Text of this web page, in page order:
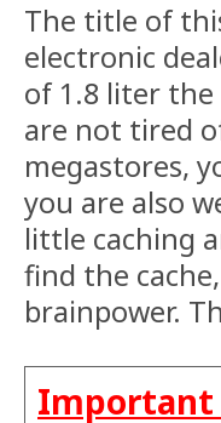
The title of
electronic
of 1.8 liter the
are not tired
megastores,
you are also
little caching
find the
brainpower.
Important